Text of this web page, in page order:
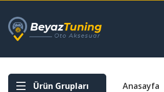
Ürün Grupları Anasayfa